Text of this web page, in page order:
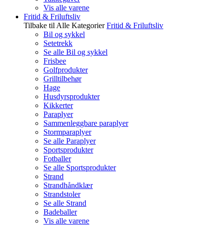
Vis alle varene
Fritid & Friluftsliv
Tilbake til Alle Kategorier Fritid & Friluftsliv
Bil og sykkel
Setetrekk
Se alle Bil og sykkel
Frisbee
Golfprodukter
Grilltilbehør
Hage
Husdyrsprodukter
Kikkerter
Paraplyer
Sammenleggbare paraplyer
Stormparaplyer
Se alle Paraplyer
Sportsprodukter
Fotballer
Se alle Sportsprodukter
Strand
Strandhåndklær
Strandstoler
Se alle Strand
Badeballer
Vis alle varene